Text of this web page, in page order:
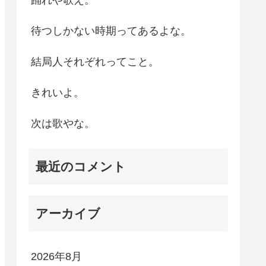
待つしかない時期ってあるよな。
結局人それぞれってこと。
きれいよ。
次は歌やな。
最近のコメント
アーカイブ
2026年8月